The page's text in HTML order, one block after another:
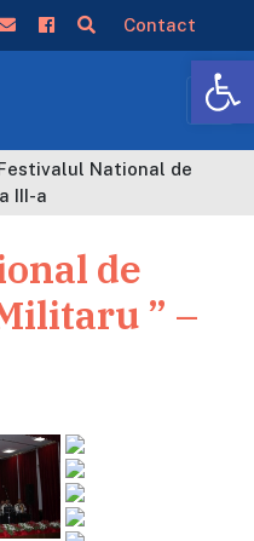
National de
III-a
Contact
de
” –